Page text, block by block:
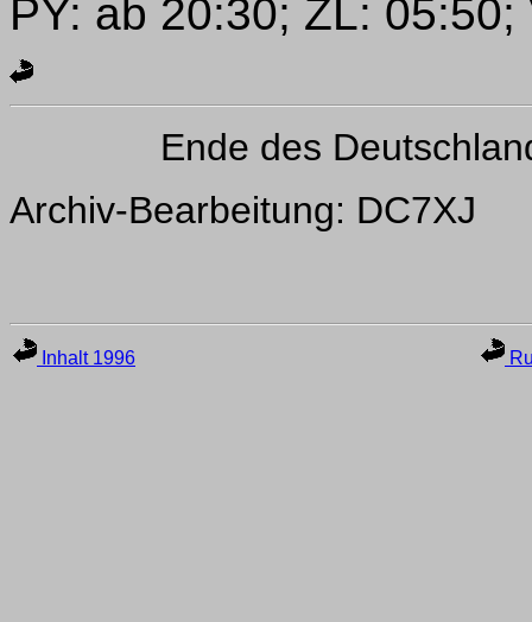
PY: ab 20:30; ZL:
Ende des
Archiv-Bearbeitung: DC7XJ
Inhalt 1996